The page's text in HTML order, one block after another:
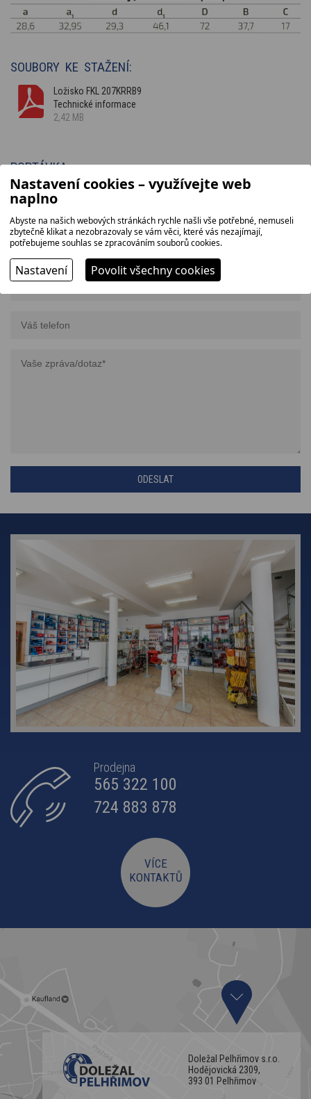
SOUBORY KE STAŽENÍ:
Ložisko FKL 207KRRB9
Technické informace
2,42 MB
POPTÁVKA
Potřebujete více informací o konkrétním zboží včetně ceny? Pošlete nám
nezávaznou poptávku.
Prodejna
565 322 100
724 883 878
VÍCE
KONTAKTŮ
Doležal Pelhřimov s.r.o.
Hodějovická 2309,
393 01 Pelhřimov
Nastavení cookies – využívejte web
naplno
Abyste na našich webových stránkách rychle našli vše potřebné, nemuseli
zbytečně klikat a nezobrazovaly se vám věci, které vás nezajímají,
potřebujeme souhlas se zpracováním souborů cookies.
Nastavení Povolit všechny cookies